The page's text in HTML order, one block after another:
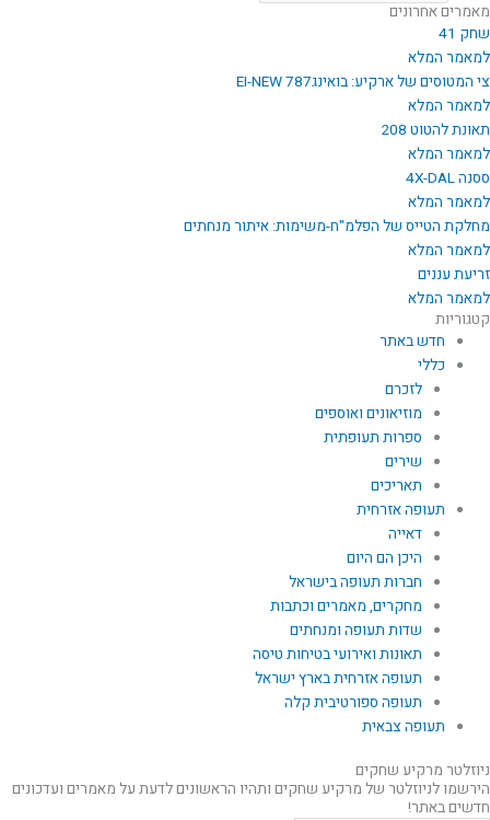
מאמרים אחרונים
שחק 41
למאמר המלא
צי המטוסים של ארקיע: בואינג787 EI-NEW
למאמר המלא
תאונת להטוט 208
למאמר המלא
ססנה 4X-DAL
למאמר המלא
מחלקת הטייס של הפלמ"ח-משימות: איתור מנחתים
למאמר המלא
זריעת עננים
למאמר המלא
קטגוריות
חדש באתר
כללי
לזכרם
מוזיאונים ואוספים
ספרות תעופתית
שירים
תאריכים
תעופה אזרחית
דאייה
היכן הם היום
חברות תעופה בישראל
מחקרים, מאמרים וכתבות
שדות תעופה ומנחתים
תאונות ואירועי בטיחות טיסה
תעופה אזרחית בארץ ישראל
תעופה ספורטיבית קלה
תעופה צבאית
ניוזלטר מרקיע שחקים
הירשמו לניוזלטר של מרקיע שחקים ותהיו הראשונים לדעת על מאמרים ועדכונים
חדשים באתר!